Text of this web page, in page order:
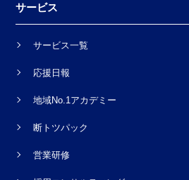
サービス
サービス一覧
応援日報
地域No.1アカデミー
断トツパック
営業研修